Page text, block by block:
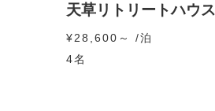
天草リトリートハウス
¥28,600～ /泊
4名